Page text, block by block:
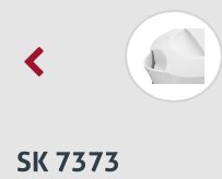
SK 7373